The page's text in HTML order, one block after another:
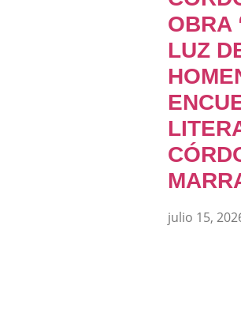
OBRA
LUZ
julio 15,